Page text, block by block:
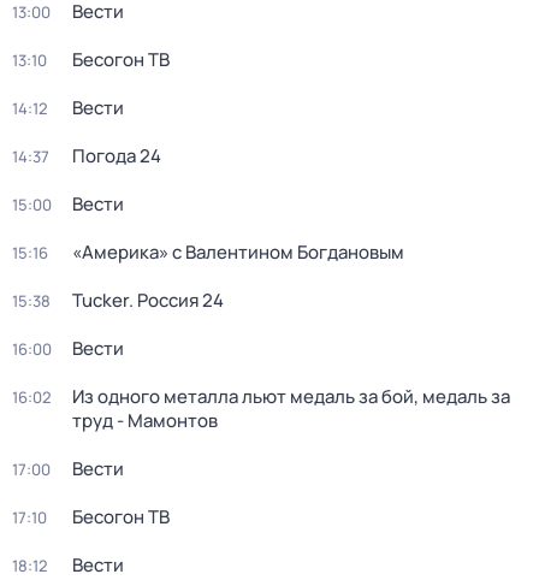
13:00 Вести
13:10 Бесогон ТВ
14:12 Вести
14:37 Погода 24
15:00 Вести
15:16 «Америка» с Валентином Богдановым
15:38 Tucker. Россия 24
16:00 Вести
16:02
Из одного металла льют медаль за бой, медаль за
труд - Мамонтов
17:00 Вести
17:10 Бесогон ТВ
18:12 Вести